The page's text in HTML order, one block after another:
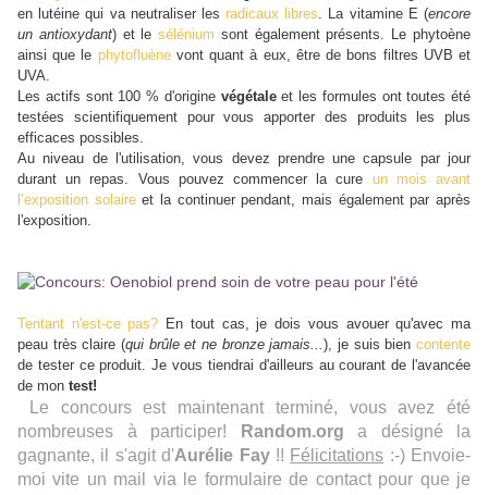
en lutéine qui va neutraliser lesradicaux libres. La vitamine E (encore
un antioxydant) et lesélénium sont également présents. Le phytoène
ainsi que le phytofluènevont quant à eux, être de bons filtres UVB et
UVA.
Les actifs sont 100 % d'origine végétaleet les formules ont toutes été
testées scientifiquement pour vous apporter des produits les plus
efficaces possibles.
Au niveau de l'utilisation, vous devez prendre une capsule par jour
durant un repas. Vous pouvez commencer la cure un mois avant
l’exposition solaireet la continuer pendant, mais également par après
l'exposition.
Tentant n'est-ce pas? En tout cas, je dois vous avouer qu'avec ma
peau très claire (qui brûle et ne bronze jamais...), je suis biencontente
de tester ce produit. Je vous tiendrai d'ailleurs au courant de l'avancée
de mon test!
Le concours est maintenant terminé, vous avez été
nombreuses à participer!
Random.org a désigné la
gagnante, il s'agit d'Aurélie Fay!! Félicitations :-) Envoie-
moi vite un mail via le formulaire de contact pour que je